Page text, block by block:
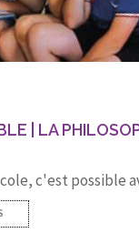
| LA
c'est possible